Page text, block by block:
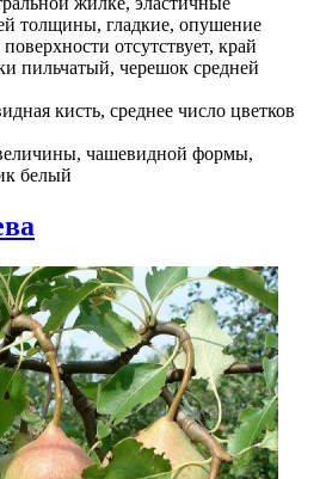
толщины, гладкие, опушение
отсутствует, край
пильчатый, черешок средней
кисть, среднее число цветков
чашевидной формы,
белый